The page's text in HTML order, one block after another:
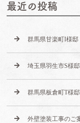
最近の投稿
群馬県甘楽町I様邸
埼玉県羽生市S様
群馬県板倉町T様
外壁塗装工事のご